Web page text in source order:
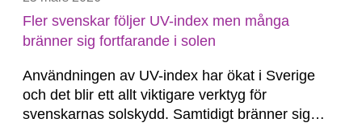
Fler svenskar följer UV-index men många
bränner sig fortfarande i solen
Användningen av UV-index har ökat i Sverige
och det blir ett allt viktigare verktyg för
svenskarnas solskydd. Samtidigt bränner sig